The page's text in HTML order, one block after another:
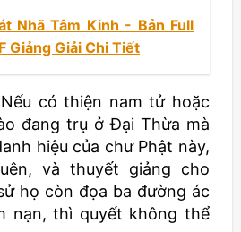
Nhã Tâm Kinh - Bản Full
Giảng Giải Chi Tiết
có thiện nam tử hoặc
đang trụ ở Đại Thừa mà
hiệu của chư Phật này,
và thuyết giảng cho
họ còn đọa ba đường ác
nạn, thì quyết không thể